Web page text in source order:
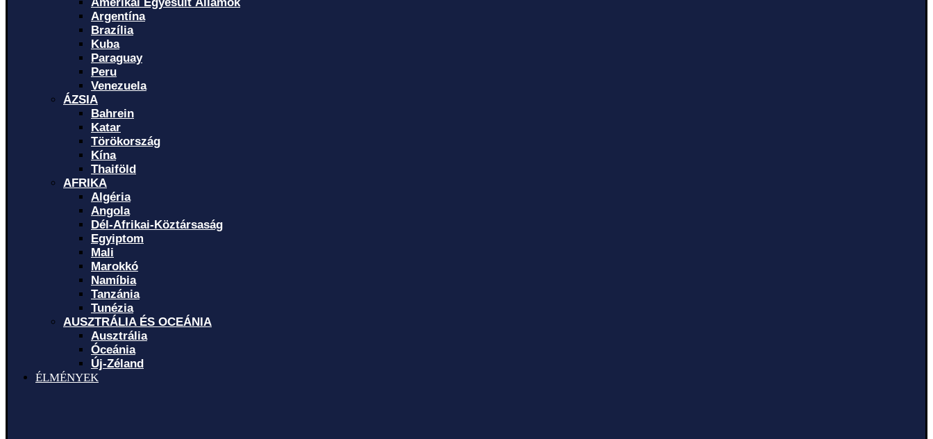
Argentína
Brazília
Kuba
Paraguay
Peru
Venezuela
ÁZSIA
Bahrein
Katar
Törökország
Kína
Thaiföld
AFRIKA
Algéria
Angola
Dél-Afrikai-Köztársaság
Egyiptom
Mali
Marokkó
Namíbia
Tanzánia
Tunézia
AUSZTRÁLIA ÉS OCEÁNIA
Ausztrália
Óceánia
Új-Zéland
ÉLMÉNYEK